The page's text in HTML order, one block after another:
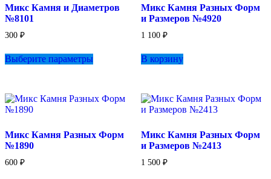
Микс Камня и Диаметров
№8101
300 ₽
Выберите параметры
Опции
на
Микс Камня Разных Форм
и Размеров №4920
1 100 ₽
В корзину
Микс Камня Разных Форм
№1890
600 ₽
Микс Камня Разных Форм
и Размеров №2413
1 500 ₽